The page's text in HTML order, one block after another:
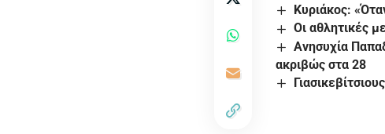
Κυριάκος:
Οι αθλητικές
Ανησυχία
ακριβώς στα 28